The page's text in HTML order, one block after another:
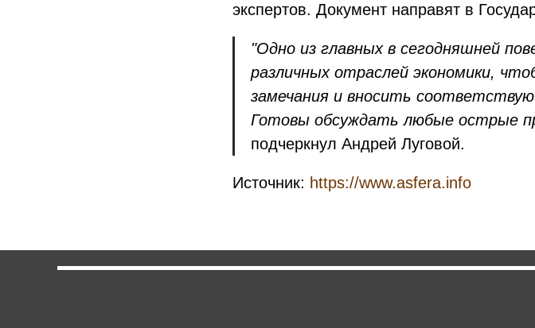
экспертов. Документ направят в
"Одно из главных в сегодняшней
различных отраслей экономики,
замечания и вносить
Готовы обсуждать любые острые
подчеркнул Андрей Луговой.
Источник: https://www.asfera.info